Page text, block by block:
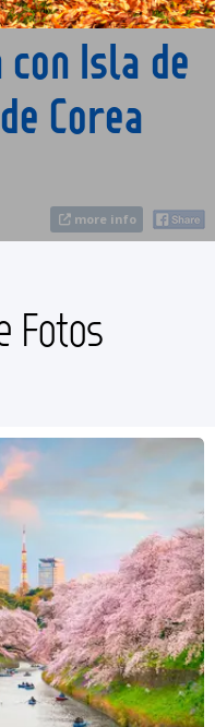
more info
con Isla de
Corea
Fotos